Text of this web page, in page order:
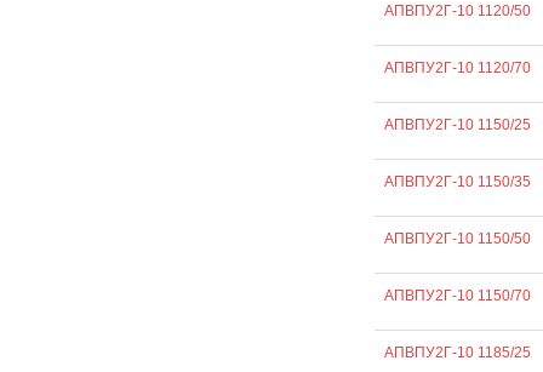
АПВПУ2Г-10 1120/50
АПВПУ2Г-10 1120/70
АПВПУ2Г-10 1150/25
АПВПУ2Г-10 1150/35
АПВПУ2Г-10 1150/50
АПВПУ2Г-10 1150/70
АПВПУ2Г-10 1185/25